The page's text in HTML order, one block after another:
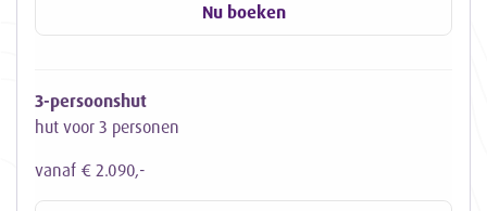
Nu boeken
3-persoonshut
hut voor 3 personen
vanaf € 2.090,-